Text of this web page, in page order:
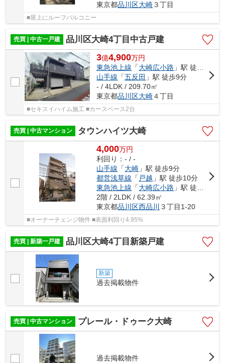
東京都品川区大崎３丁目
■屋上にルーフバルコニー
売買 | 中古一戸建 品川区大崎4丁目中古戸建
3億4,900万円
東急池上線 「大崎広小路 」駅 徒歩3分
山手線 「五反田 」駅 徒歩9分
- / 4LDK / 209.70㎡
東京都品川区大崎４丁目
■セキスイハイム施工 ■カースペース2台
売買 | 中古マンション タウンハイツ大崎
4,000万円
利回り：- / -
山手線 「大崎 」駅 徒歩9分
都営浅草線 「 戸越 」駅 徒歩10分
東急池上線 「大崎広小路 」駅 徒歩11分
2階 / 2LDK / 62.39㎡
東京都品川区西品川 ３丁目1-20
■オーナーチェンジ物件 ■表面利回り4.95%
売買 | 新築一戸建 品川区大崎4丁目新築戸建
新築
過去掲載物件
売買 | 中古マンション プレール・ドゥーク大崎
過去掲載物件